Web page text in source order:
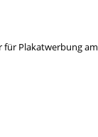
für Plakatwerbung am